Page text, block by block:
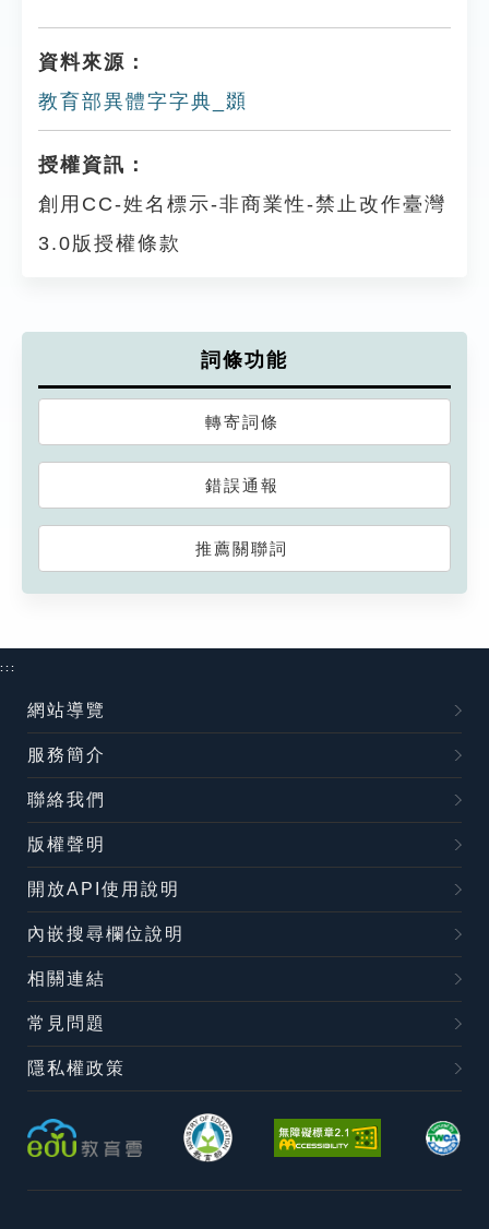
資料來源：
教育部異體字字典_䫎
授權資訊：
創用CC-姓名標示-非商業性-禁止改作臺灣
3.0版授權條款
詞條功能
轉寄詞條
錯誤通報
推薦關聯詞
:::
網站導覽
服務簡介
聯絡我們
版權聲明
開放API使用說明
內嵌搜尋欄位說明
相關連結
常見問題
隱私權政策